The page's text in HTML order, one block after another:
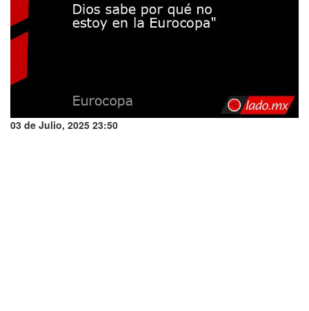
03 de Julio, 2025 23:50